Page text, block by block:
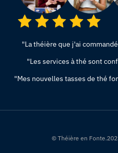
"La théière que j'ai
"Les services à thé sont
"Mes nouvelles tasses de thé
© Théière en